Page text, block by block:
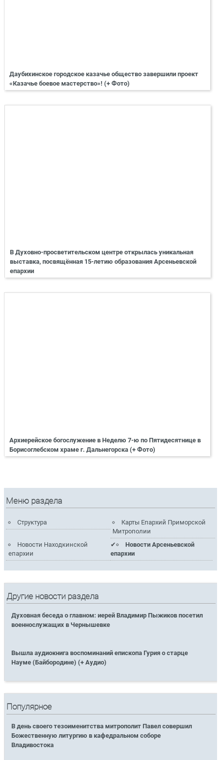
Даубихинское городское казачье общество завершили проект
«Казачье боевое мастерство»! (+ Фото)
В Духовно-просветительском центре открылась уникальная
выставка, посвящённая 15-летию образования Арсеньевской
епархии
Архиерейское богослужение в Неделю 7-ю по Пятидесятнице в
Борисоглебском храме г. Дальнегорска (+ Фото)
Меню раздела
Структура
Карты Епархий Приморской
Митрополии
Новости Находкинской
епархии
Новости Арсеньевской
епархии
Другие новости раздела
Духовная беседа о главном: иерей Владимир Пыжиков посетил
военнослужащих в Чернышевке
Вышла аудиокнига воспоминаний епископа Гурия о старце
Науме (Байбородине) (+ Аудио)
Популярное
В день своего тезоименитства митрополит Павел совершил
Божественную литургию в кафедральном соборе
Владивостока